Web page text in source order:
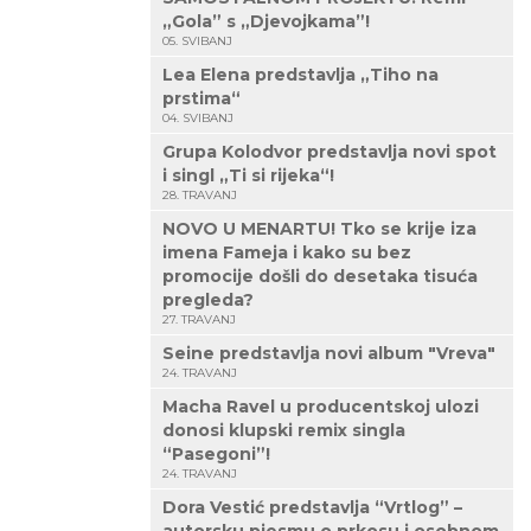
„Gola” s „Djevojkama”!
05. SVIBANJ
Lea Elena predstavlja „Tiho na
prstima“
04. SVIBANJ
Grupa Kolodvor predstavlja novi spot
i singl „Ti si rijeka“!
28. TRAVANJ
NOVO U MENARTU! Tko se krije iza
imena Fameja i kako su bez
promocije došli do desetaka tisuća
pregleda?
27. TRAVANJ
Seine predstavlja novi album "Vreva"
24. TRAVANJ
Macha Ravel u producentskoj ulozi
donosi klupski remix singla
“Pasegoni”!
24. TRAVANJ
Dora Vestić predstavlja “Vrtlog” –